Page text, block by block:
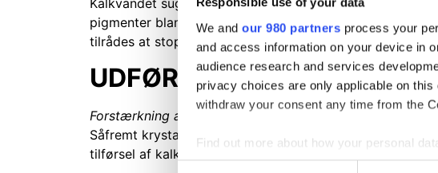
We and our 980 partners process your
and access information on your device in
audience research and services
privacy choices are only applicable on
withdraw your consent any time from the
Find out more about how your personal
Kalkvandet suges eller øses meget forsigtigt over i
pigmenter blander sig med kalkvandet. Efter at
tilrådes at stoppe efter 5. gang, derefter kan den hvide
UDFØRELSE
Forstærkning af kalkpuds:
Såfremt krystalnettet på en bevaringsværdig kalkpuds
tilførsel af kalkvand. Arbejdet skal udføres i skygge.